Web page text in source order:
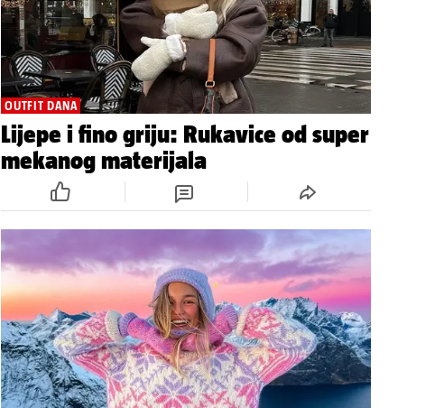
OUTFIT DANA
Lijepe i fino griju: Rukavice od super
mekanog materijala